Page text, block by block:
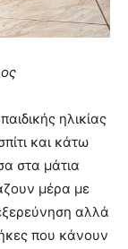
ηλικίας
και κάτω
στα μάτια
μέρα με
αλλά
που κάνουν